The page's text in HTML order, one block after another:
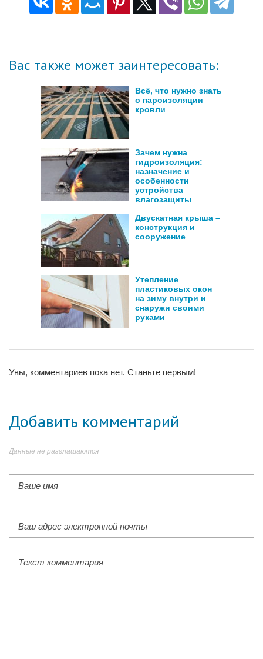
Вас также может заинтересовать:
Всё, что нужно знать
о пароизоляции
кровли
Зачем нужна
гидроизоляция:
назначение и
особенности
устройства
влагозащиты
Двускатная крыша –
конструкция и
сооружение
Утепление
пластиковых окон
на зиму внутри и
снаружи своими
руками
Увы, комментариев пока нет. Станьте первым!
Добавить комментарий
Данные не разглашаются